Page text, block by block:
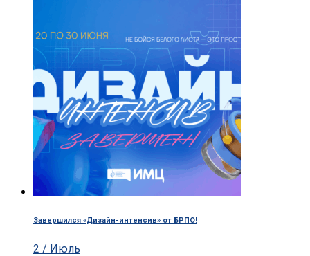
Завершился «Дизайн-интенсив» от БРПО!
2 / Июль